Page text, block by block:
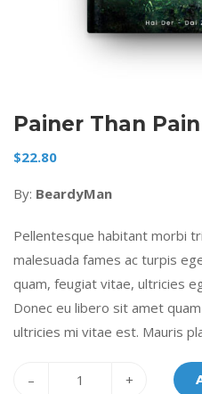
Painer Than Pain
$22.80
By: BeardyMan
Pellentesque habitant morbi
malesuada fames ac turpis
quam, feugiat vitae, ultricies
Donec eu libero sit amet
ultricies mi vitae est. Mauris
– +